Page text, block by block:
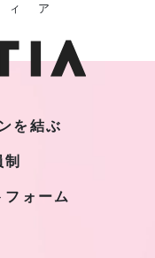
ア
を結ぶ
制
ォーム